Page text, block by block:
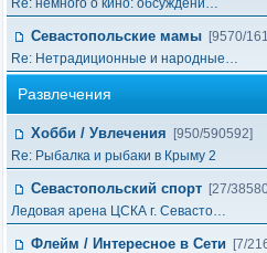
Re: немного о кино: обсуждени…
Севастопольские мамы [9570/
Re: Нетрадиционные и народные…
Развлечения
Хобби / Увлечения
[950/590592]
Re: Рыбалка и рыбаки в Крыму 2
Севастопольский спорт [27/
Ледовая арена ЦСКА г. Севасто…
Флейм / Интересное в Cети
[7/